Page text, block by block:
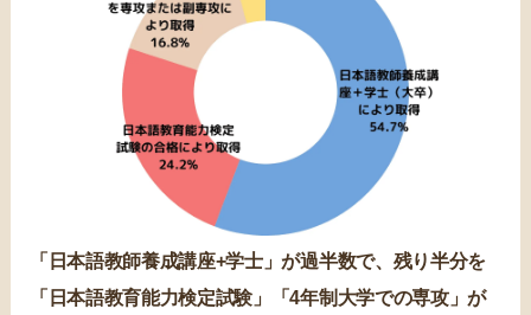
「日本語教師養成講座+学士」が過半数で、残り半分を
「日本語教育能力検定試験」「4年制大学での専攻」が